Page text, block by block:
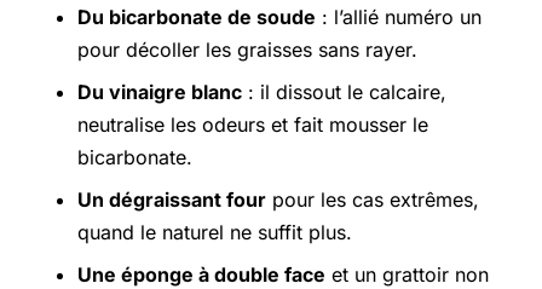
Du bicarbonate de soude : l’allié numéro un
pour décoller les graisses sans rayer.
Du vinaigre blanc : il dissout le calcaire,
neutralise les odeurs et fait mousser le
bicarbonate.
Un dégraissant four pour les cas extrêmes,
quand le naturel ne suffit plus.
Une éponge à double face et un grattoir non